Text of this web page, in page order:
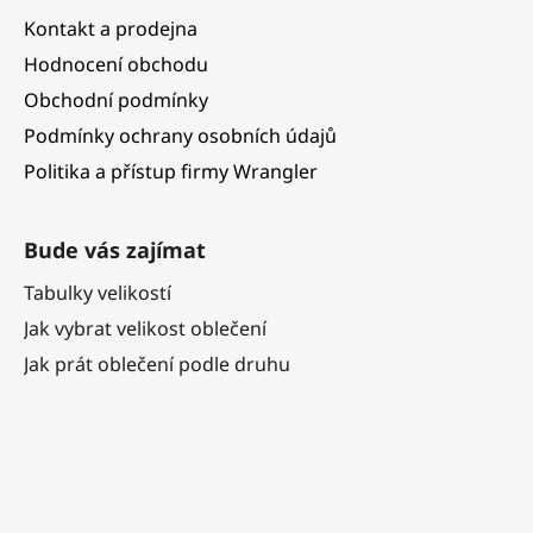
Kontakt a prodejna
Hodnocení obchodu
Obchodní podmínky
Podmínky ochrany osobních údajů
Politika a přístup firmy Wrangler
Bude vás zajímat
Tabulky velikostí
Jak vybrat velikost oblečení
Jak prát oblečení podle druhu